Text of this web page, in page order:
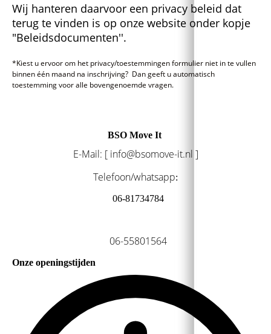
Wij hanteren daarvoor een privacy beleid dat
terug te vinden is op onze website onder kopje
"Beleidsdocumenten''.
*Kiest u ervoor om het privacy/toestemmingen formulier niet in te vullen
binnen één maand na inschrijving? Dan geeft u automatisch
toestemming voor alle bovengenoemde vragen.
BSO Move It
E-Mail: [ info@bsomove-it.nl ]
Telefoon/whatsapp:
06-81734784
06-55801564
Onze openingstijden